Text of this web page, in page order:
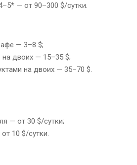
— от 90–300 $/сутки.
— 3–8 $;
двоих — 15–35 $;
на двоих — 35–70 $.
— от 30 $/сутки;
10 $/сутки.